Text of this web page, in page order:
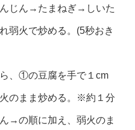
じん→たまねぎ→しいた
弱火で炒める。(5秒おき
、①の豆腐を手で１cm
のまま炒める。※約１分
の順に加え、弱火のま